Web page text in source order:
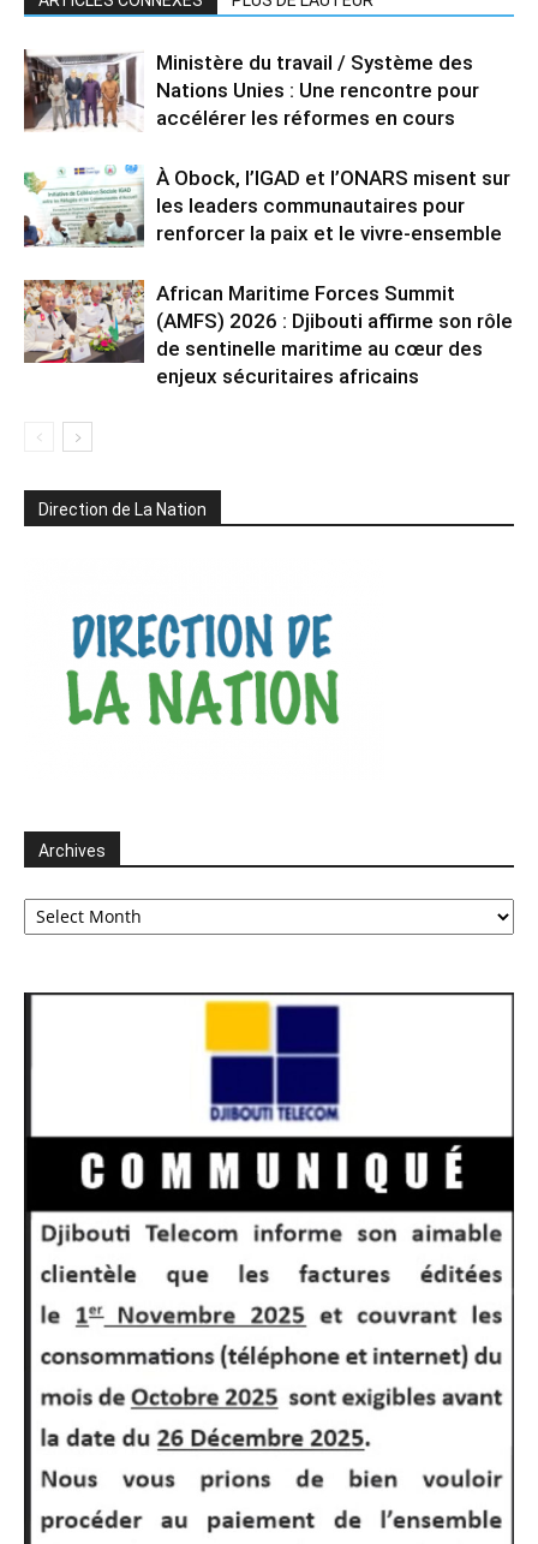
Ministère du travail / Système des
Nations Unies : Une rencontre pour
accélérer les réformes en cours
À Obock, l’IGAD et l’ONARS misent sur
les leaders communautaires pour
renforcer la paix et le vivre-ensemble
African Maritime Forces Summit
(AMFS) 2026 : Djibouti affirme son rôle
de sentinelle maritime au cœur des
enjeux sécuritaires africains
Direction de La Nation
Archives
Archives